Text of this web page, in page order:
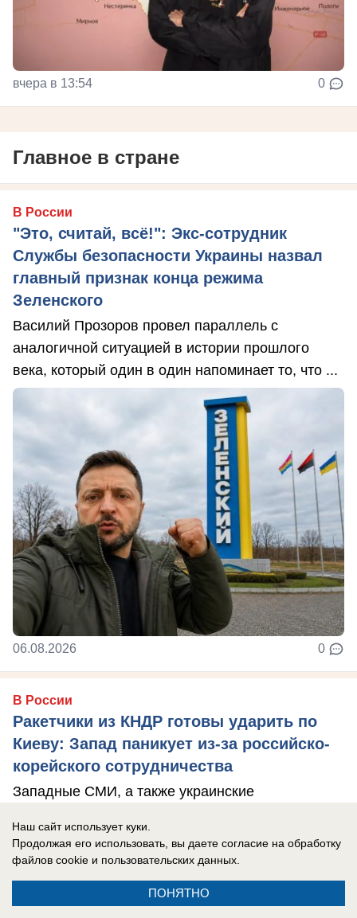
вчера в 13:54 0
Главное в стране
В России
"Это, считай, всё!": Экс-сотрудник
Службы безопасности Украины назвал
главный признак конца режима
Зеленского
Василий Прозоров провел параллель с
аналогичной ситуацией в истории прошлого
века, который один в один напоминает то, что ...
06.08.2026 0
В России
Ракетчики из КНДР готовы ударить по
Киеву: Запад паникует из-за российско-
корейского сотрудничества
Западные СМИ, а также украинские
возможного прибытия в Россию северокорейских
ракетчиков.
Наш сайт использует куки.
Продолжая его использовать, вы даете согласие на обработку
файлов cookie и пользовательских данных.
ПОНЯТНО